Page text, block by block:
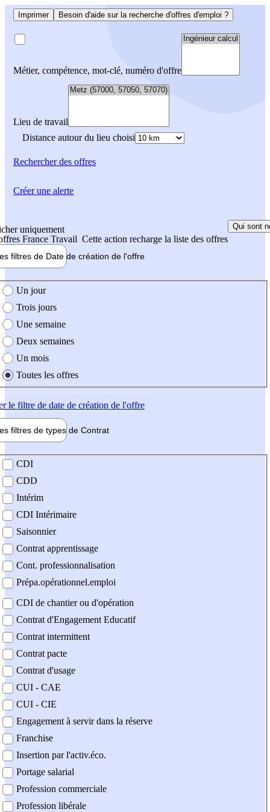
Imprimer Besoin d'aide sur la recherche d'offres d'emploi ?
Métier, compétence, mot-clé, numéro d'offre
Lieu de travail
Distance autour du lieu choisi
Rechercherdes offres
uniquement
France Travail Cette action recharge la liste des offres
Qui sont
filtres de Date de création de l'offre
création de l'offre
Un jour
Trois jours
Une semaine
Deux semaines
Un mois
Toutes les offres
le filtre de date de création de l'offre
filtres de types de Contrat
contrat
CDI
CDD
Intérim
CDI Intérimaire
Saisonnier
Contrat apprentissage
Cont. professionnalisation
Prépa.opérationnel.emploi
CDI de chantier ou d'opération
Contrat d'Engagement Educatif
Contrat intermittent
Contrat pacte
Contrat d'usage
CUI - CAE
CUI - CIE
Engagement à servir dans la réserve
Franchise
Insertion par l'activ.éco.
Portage salarial
Profession commerciale
Profession libérale
Créer une alerte